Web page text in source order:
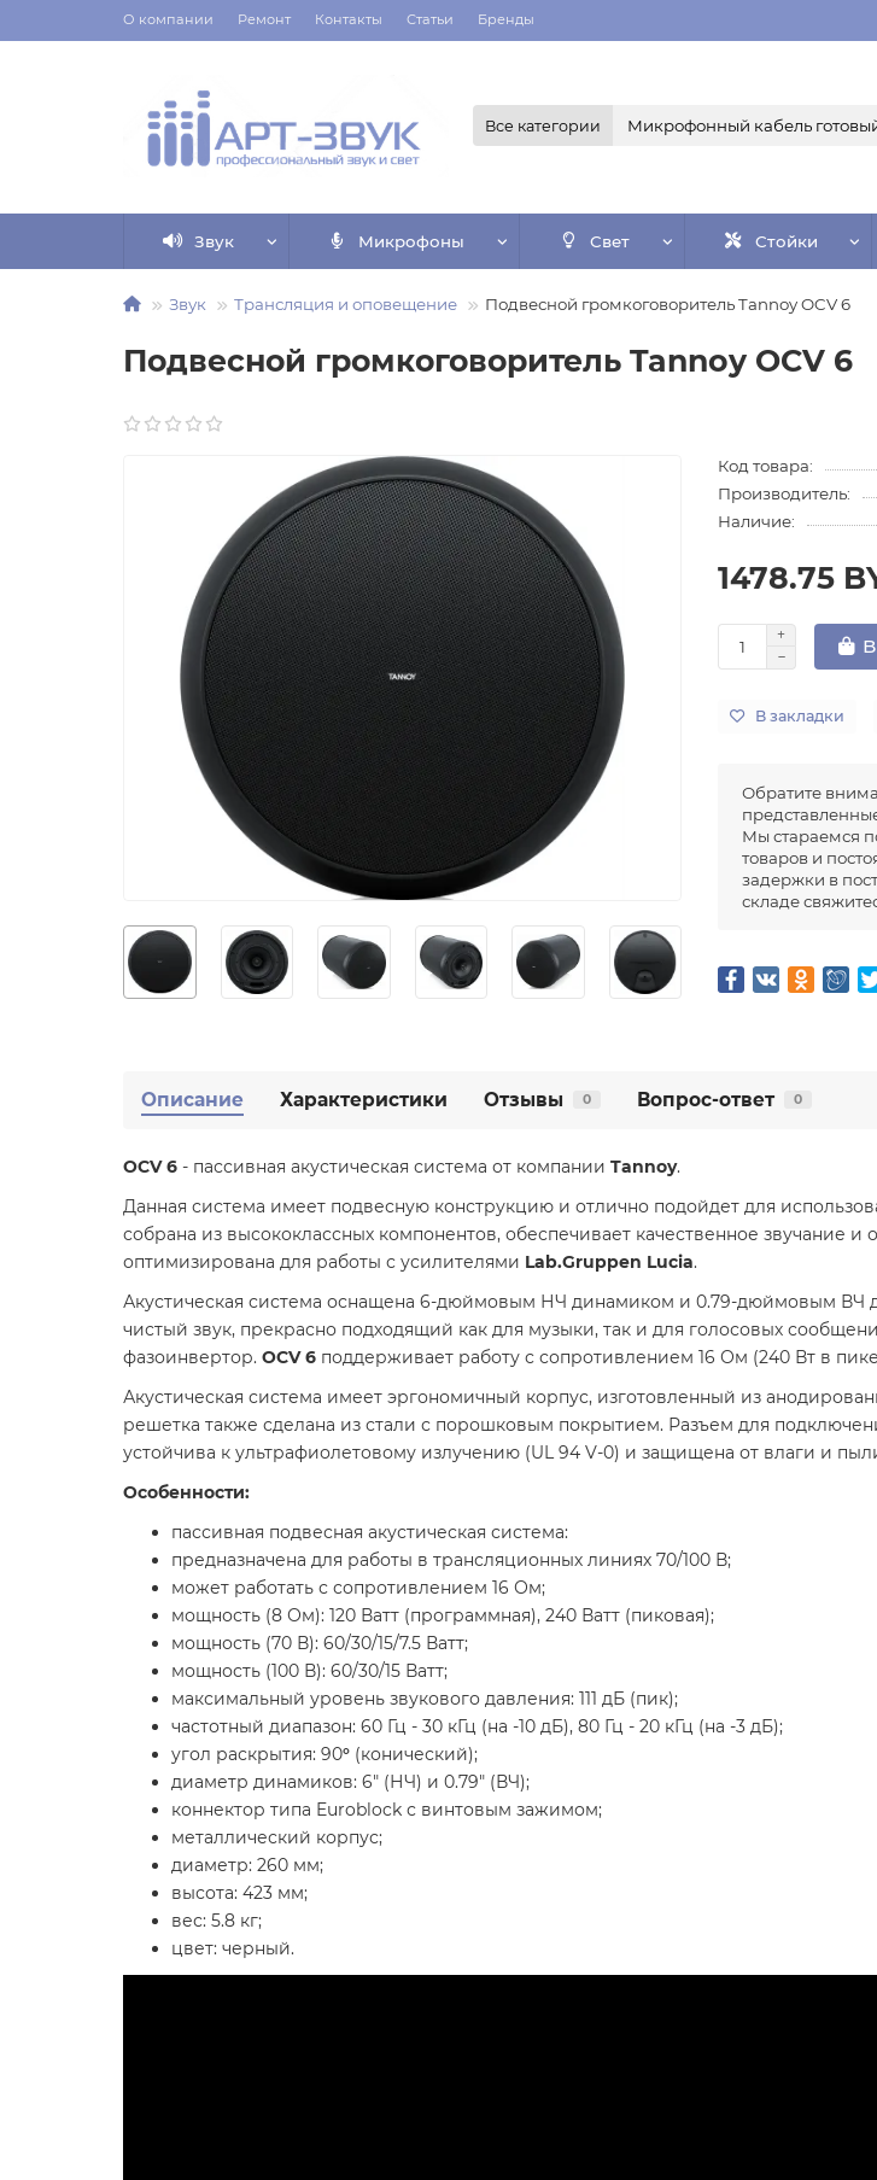
О компании Ремонт Контакты Статьи Бренды
Все категории
Звук Микрофоны Свет Стойки
Звук Трансляция и оповещение Подвесной громкоговоритель Tannoy OCV 6
Подвесной громкоговоритель Tannoy OCV 6
Код товара:
Производитель:
Наличие:
1478.75
В закладки
Обратите
Мы стараемся
товаров и
задержки в
складе
Описание Характеристики Отзывы 0 Вопрос-ответ 0
OCV 6 - пассивная акустическая система от компании Tannoy.
Данная система имеет подвесную конструкцию и отлично подойдет для
собрана из высококлассных компонентов, обеспечивает качественное звучание
оптимизирована для работы с усилителями Lab.Gruppen Lucia.
Акустическая система оснащена 6-дюймовым НЧ динамиком и 0.79-дюймовым ВЧ
чистый звук, прекрасно подходящий как для музыки, так и для голосовых
фазоинвертор. OCV 6 поддерживает работу с сопротивлением 16 Ом (240 Вт в
Акустическая система имеет эргономичный корпус, изготовленный из
решетка также сделана из стали с порошковым покрытием. Разъем для
устойчива к ультрафиолетовому излучению (UL 94 V-0) и защищена от влаги и
Особенности:
пассивная подвесная акустическая система:
предназначена для работы в трансляционных линиях 70/100 В;
может работать с сопротивлением 16 Ом;
мощность (8 Ом): 120 Ватт (программная), 240 Ватт (пиковая);
мощность (70 В): 60/30/15/7.5 Ватт;
мощность (100 В): 60/30/15 Ватт;
максимальный уровень звукового давления: 111 дБ (пик);
частотный диапазон: 60 Гц - 30 кГц (на -10 дБ), 80 Гц - 20 кГц (на -3 дБ);
угол раскрытия: 90° (конический);
диаметр динамиков: 6" (НЧ) и 0.79" (ВЧ);
коннектор типа Euroblock с винтовым зажимом;
металлический корпус;
диаметр: 260 мм;
высота: 423 мм;
вес: 5.8 кг;
цвет: черный.